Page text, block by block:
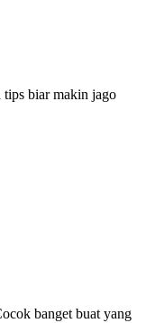
tips biar makin jago
banget buat yang